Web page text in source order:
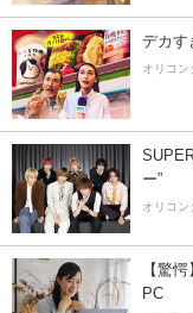
デカす
オリコン
ー”
オリコン
【驚
PC